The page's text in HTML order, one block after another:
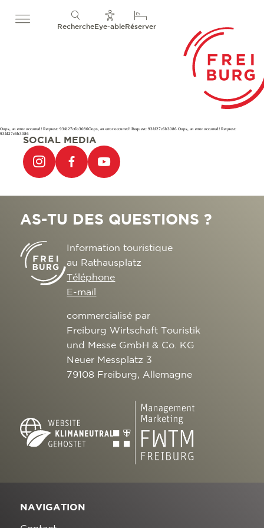
RechercheEye-ableRéserver
Oops, an error occurred! Request: 93fd27c6b3086Oops, an error occurred! Request: 93fd27c6b3086 Oops, an error occurred! Request:
93fd27c6b3086
SOCIAL MEDIA
AS-TU DES QUESTIONS ?
Information touristique
au Rathausplatz
Téléphone
E-mail
commercialisé par
Freiburg Wirtschaft Touristik
und Messe GmbH & Co. KG
Neuer Messplatz 3
79108 Freiburg, Allemagne
NAVIGATION